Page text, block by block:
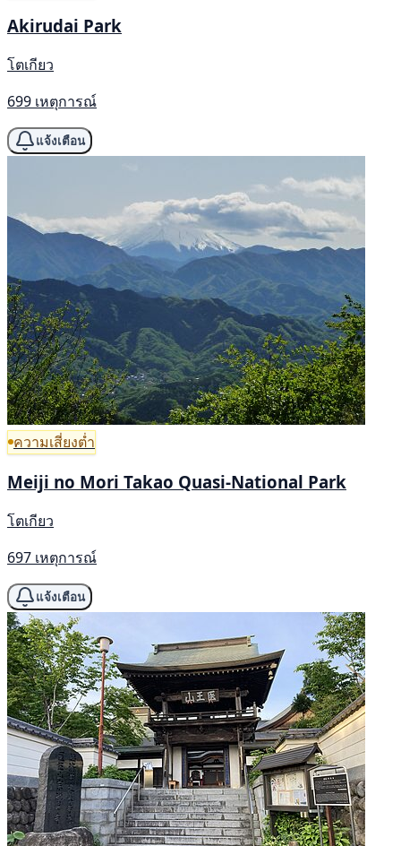
Akirudai Park
โตเกียว
699 เหตุการณ์
แจ้งเตือน
ความเสี่ยงต่ำ
Meiji no Mori Takao Quasi-National Park
โตเกียว
697 เหตุการณ์
แจ้งเตือน